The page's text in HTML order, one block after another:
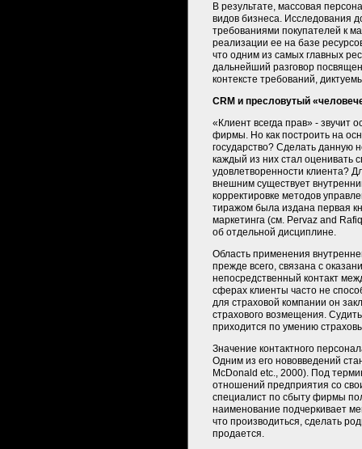
В результате, массовая
видов бизнеса. Исследования
требованиями покупателей к
реализации ее на базе
что одним из самых главных
дальнейший разговор
контексте требований,
CRM и пресловутый
«Клиент всегда прав» - звучит
фирмы. Но как построить на
государство? Сделать данную
каждый из них стал оценивать
удовлетворенности клиента?
внешним существует
корректировке методов
тиражом была издана первая
маркетинга (см. Pervaz and
об отдельной дисциплине.
Область применения
прежде всего, связана с
непосредственный контакт
сферах клиенты часто не
для страховой компании он
страхового возмещения.
приходится по умению
Значение контактного
Одним из его нововведений
McDonald etc., 2000). Под
отношений предприятия со
специалист по сбыту фирмы
наименование подчеркивает
что производиться, сделать
продается.